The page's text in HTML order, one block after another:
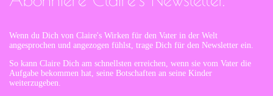
Wenn du Dich von Claire's Wirken für den Vater in der Welt
angesprochen und angezogen fühlst, trage Dich für den Newsletter ein.
So kann Claire Dich am schnellsten erreichen, wenn sie vom Vater die
Aufgabe bekommen hat, seine Botschaften an seine Kinder
weiterzugeben.